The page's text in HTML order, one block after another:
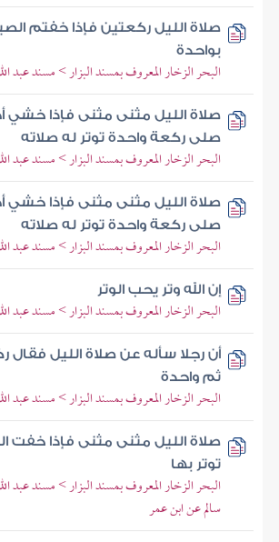
صلاة الليل ركعتين فإذا خفتم
بواحدة
البحر الزخار المعروف بمسند البزار > مسند عبد
صلاة الليل مثنى مثنى فإذا خشي
صلى ركعة واحدة توتر له صلاته
البحر الزخار المعروف بمسند البزار > مسند عبد
صلاة الليل مثنى مثنى فإذا خشي
صلى ركعة واحدة توتر له صلاته
البحر الزخار المعروف بمسند البزار > مسند عبد
إن الله وتر يحب الوتر
البحر الزخار المعروف بمسند البزار > مسند عبد
أن رجلا سأله عن صلاة الليل فقال
ثم واحدة
البحر الزخار المعروف بمسند البزار > مسند عبد
صلاة الليل مثنى مثنى فإذا خفت
توتر بها
البحر الزخار المعروف بمسند البزار > مسند
سالم عن ابن عمر